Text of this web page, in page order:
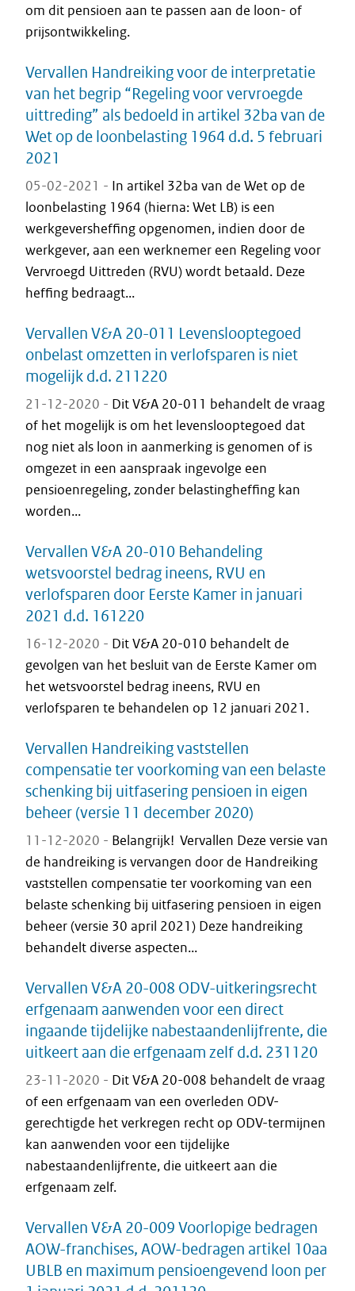
om dit pensioen aan te passen aan de loon- of
prijsontwikkeling.
Vervallen Handreiking voor de interpretatie
van het begrip “Regeling voor vervroegde
uittreding” als bedoeld in artikel 32ba van de
Wet op de loonbelasting 1964 d.d. 5 februari
2021
05-02-2021 - In artikel 32ba van de Wet op de
loonbelasting 1964 (hierna: Wet LB) is een
werkgeversheffing opgenomen, indien door de
werkgever, aan een werknemer een Regeling voor
Vervroegd Uittreden (RVU) wordt betaald. Deze
heffing bedraagt...
Vervallen V&A 20-011 Levenslooptegoed
onbelast omzetten in verlofsparen is niet
mogelijk d.d. 211220
21-12-2020 - Dit V&A 20-011 behandelt de vraag
of het mogelijk is om het levenslooptegoed dat
nog niet als loon in aanmerking is genomen of is
omgezet in een aanspraak ingevolge een
pensioenregeling, zonder belastingheffing kan
worden...
Vervallen V&A 20-010 Behandeling
wetsvoorstel bedrag ineens, RVU en
verlofsparen door Eerste Kamer in januari
2021 d.d. 161220
16-12-2020 - Dit V&A 20-010 behandelt de
gevolgen van het besluit van de Eerste Kamer om
het wetsvoorstel bedrag ineens, RVU en
verlofsparen te behandelen op 12 januari 2021.
Vervallen Handreiking vaststellen
compensatie ter voorkoming van een belaste
schenking bij uitfasering pensioen in eigen
beheer (versie 11 december 2020)
11-12-2020 - Belangrijk! Vervallen Deze versie van
de handreiking is vervangen door de Handreiking
vaststellen compensatie ter voorkoming van een
belaste schenking bij uitfasering pensioen in eigen
beheer (versie 30 april 2021) Deze handreiking
behandelt diverse aspecten...
Vervallen V&A 20-008 ODV-uitkeringsrecht
erfgenaam aanwenden voor een direct
ingaande tijdelijke nabestaandenlijfrente, die
uitkeert aan die erfgenaam zelf d.d. 231120
23-11-2020 - Dit V&A 20-008 behandelt de vraag
of een erfgenaam van een overleden ODV-
gerechtigde het verkregen recht op ODV-termijnen
kan aanwenden voor een tijdelijke
nabestaandenlijfrente, die uitkeert aan die
erfgenaam zelf.
Vervallen V&A 20-009 Voorlopige bedragen
AOW-franchises, AOW-bedragen artikel 10aa
UBLB en maximum pensioengevend loon per